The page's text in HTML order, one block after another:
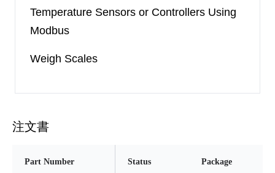
Temperature Sensors or Controllers Using
Modbus
Weigh Scales
注文書
Part Number Status Package